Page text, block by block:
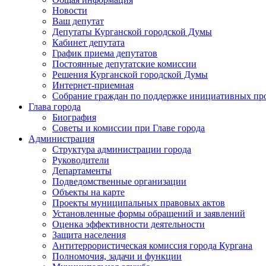
Новости
Ваш депутат
Депутаты Курганской городской Думы
Кабинет депутата
График приема депутатов
Постоянные депутатские комиссии
Решения Курганской городской Думы
Интернет-приемная
Собрание граждан по поддержке инициативных
Глава города
Биография
Советы и комиссии при Главе города
Администрация
Структура администрации города
Руководители
Департаменты
Подведомственные организации
Объекты на карте
Проекты муниципальных правовых актов
Установленные формы обращений и заявлений
Оценка эффективности деятельности
Защита населения
Антитеррористическая комиссия города Кургана
Полномочия, задачи и функции